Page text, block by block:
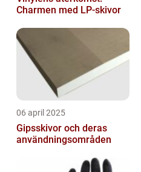
Charmen med LP-skivor
06 april 2025
Gipsskivor och deras
användningsområden